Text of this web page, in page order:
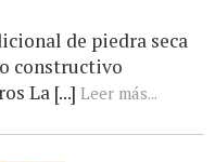
de piedra seca
constructivo
La [...] Leer más...